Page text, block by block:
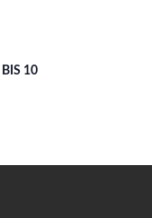
10